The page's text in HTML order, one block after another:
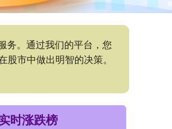
务。通过我们的平台，您
市中做出明智的决策。
时涨跌榜